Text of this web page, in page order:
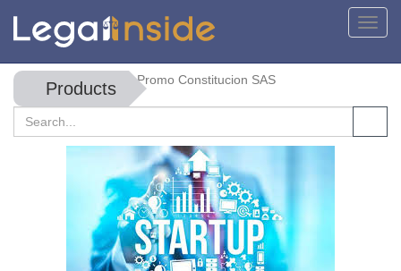
Products Promo Constitucion SAS